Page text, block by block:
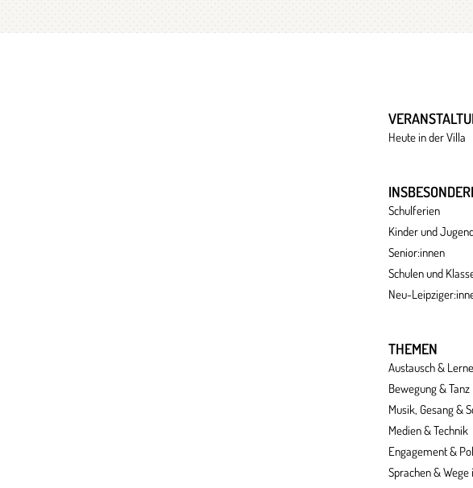
Heute in der Villa
Schulferien
Kinder und
Senior:innen
Schulen und
Neu-
THEMEN
Austausch &
Bewegung & Tanz
Musik, Gesang &
Medien & Technik
Engagement &
Sprachen & Wege